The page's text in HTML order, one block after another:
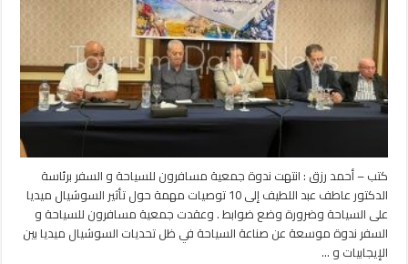
لندوة
مسافرون
حول
تأثير
السوشيال
ميديا
على
مغلقة
كتب – أحمد رزق : انتهت ندوة جمعية مسافرون للسياحة و السفر برئاسة
الدكتور عاطف عبد اللطيف إلى 10 توصيات مهمة حول تأثير السوشيال ميديا
على السياحة وضرورة وضع ضوابط . وعقدت جمعية مسافرون للسياحة و
السفر ندوة موسعة عن صناعة السياحة في ظل تحديات السوشيال ميديا بين
الإيجابيات و …